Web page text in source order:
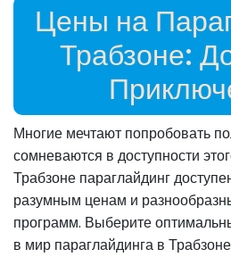
Цены на
Трабзоне:
Многие мечтают попробовать
сомневаются в доступности
Трабзоне параглайдинг
разумным ценам и
программ. Выберите
в мир параглайдинга в